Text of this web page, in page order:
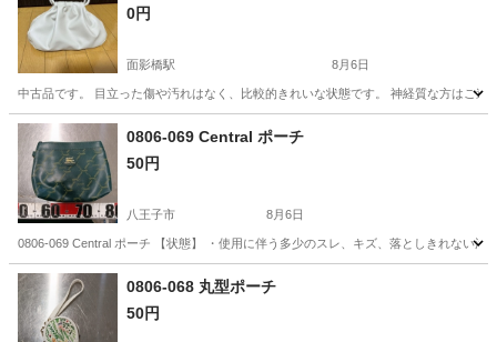
0円
面影橋駅 8月6日
中古品です。 目立った傷や汚れはなく、比較的きれいな状態です。 神経質な方はご
東京 新宿区
0806-069 Central ポーチ
50円
八王子市 8月6日
0806-069 Central ポーチ 【状態】 ・使用に伴う多少のスレ、キズ、落としきれない
東京 八王子市 現地
0806-068 丸型ポーチ
50円